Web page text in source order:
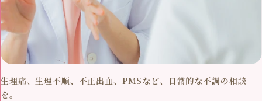
生理痛、生理不順、不正出血、PMSなど、日常的な不調の相談
を。